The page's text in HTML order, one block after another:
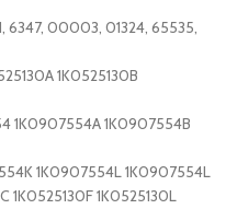
6347, 00003, 01324, 65535,
1K0525130B
1K0907554A 1K0907554B
1K0907554L 1K0907554L
1K0525130F 1K0525130L